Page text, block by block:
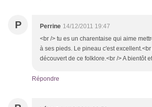
P Perrine 14/12/2011 19:47
<br /> tu es un charentaise qui aime
à ses pieds. Le pineau c'est
découvert de ce folklore.<br /> A bientôt
Répondre